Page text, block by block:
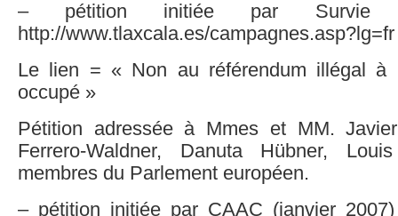
– pétition initiée par Survie
http://www.tlaxcala.es/campagnes.asp?lg=fr
Le lien = « Non au référendum illégal à
occupé »
Pétition adressée à Mmes et MM.
Ferrero-Waldner, Danuta Hübner,
membres du Parlement européen.
– pétition initiée par CAAC (janvier